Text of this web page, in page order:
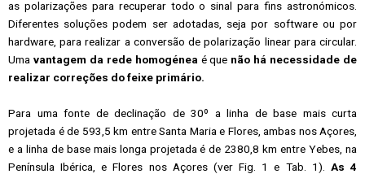
as polarizações para recuperar todo o sinal para fins astronómicos.
Diferentes soluções podem ser adotadas, seja por software ou por
hardware, para realizar a conversão de polarização linear para circular.
Uma vantagem da rede homogénea é que não há necessidade de
realizar correções do feixe primário.
Para uma fonte de declinação de 30º a linha de base mais curta
projetada é de 593,5 km entre Santa Maria e Flores, ambas nos Açores,
e a linha de base mais longa projetada é de 2380,8 km entre Yebes, na
Península Ibérica, e Flores nos Açores (ver Fig. 1 e Tab. 1). As 4